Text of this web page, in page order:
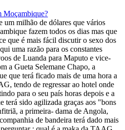
Moçambique?
um milhão de dólares que vários
fazem todos os dias mas que
que é mais fácil discutir o sexo dos
uma razão para os constantes
de Luanda para Maputo e vice-
a Gueta Selemane Chapo, a
que terá ficado mais de uma hora a
tendo de regressar ao hotel onde
para o seu país horas depois e a
terá sido agilizada graças aos "bons
a primeira- dama de Angola,
de bandeira terá dado mais